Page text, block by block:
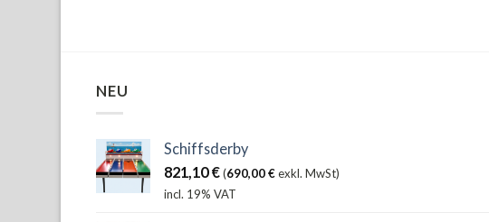
NEU
Schiffsderby
821,10€ (690,00€exkl. MwSt)
incl. 19% VAT